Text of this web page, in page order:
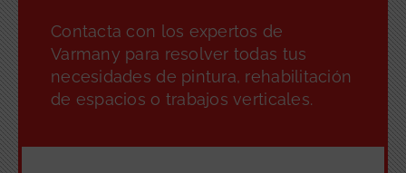
Contacta con los expertos de
Varmany para resolver todas tus
necesidades de pintura, rehabilitación
de espacios o trabajos verticales.